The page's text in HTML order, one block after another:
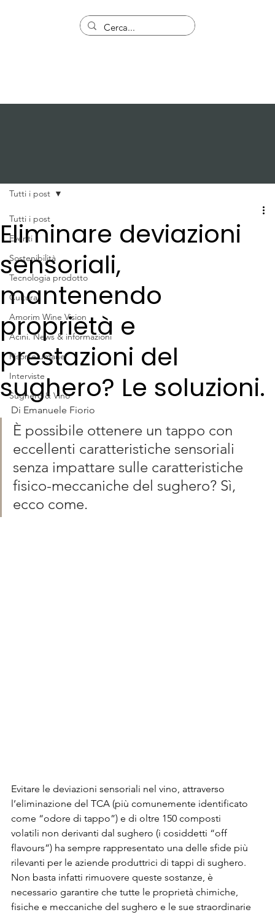
Tutti i post
Eventi
Sostenibilità
Tecnologia prodotto
Cultura
Amorim Wine Vision
Acini. News & informazioni
Risorse umane
Interviste
Sughero & Vino
Tutti i post
Eliminare deviazioni
sensoriali,
mantenendo
proprietà e
prestazioni del
sughero? Le soluzioni.
Di Emanuele Fiorio
È possibile ottenere un tappo con
eccellenti caratteristiche sensoriali
senza impattare sulle caratteristiche
fisico-meccaniche del sughero? Sì,
ecco come.
Evitare le deviazioni sensoriali nel vino, attraverso
l’eliminazione del TCA (più comunemente identificato
come “odore di tappo”) e di oltre 150 composti
volatili non derivanti dal sughero (i cosiddetti “off
flavours”) ha sempre rappresentato una delle sfide più
rilevanti per le aziende produttrici di tappi di sughero.
Non basta infatti rimuovere queste sostanze, è
necessario garantire che tutte le proprietà chimiche,
fisiche e meccaniche del sughero e le sue straordinarie